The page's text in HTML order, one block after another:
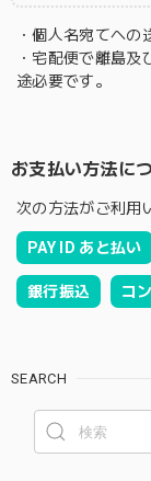
・個人名宛てへの
・宅配便で離島
途必要です。
お支払い方法に
次の方法がご利用
PAY ID あと払い
銀行振込 コ
SEARCH